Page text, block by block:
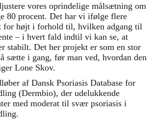
vores oprindelige målsætning om
80 procent. Det har vi ifølge flere
for højt i forhold til, hvilken adgang til
– i hvert fald indtil vi kan se, at
stabilt. Det her projekt er som en stor
sætte i gang, før man ved, hvordan den
Lone Skov.
af Dansk Psoriasis Database for
(Dermbio), der udelukkende
med moderat til svær psoriasis i